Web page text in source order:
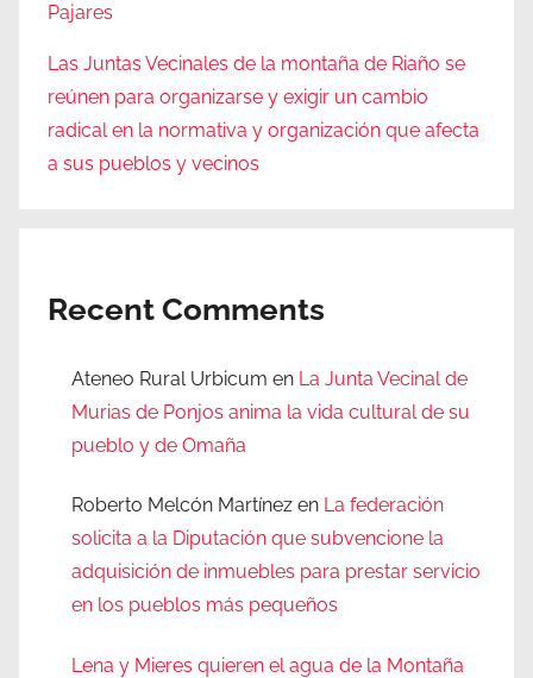
Pajares
Las Juntas Vecinales de la montaña de Riaño se
reúnen para organizarse y exigir un cambio
radical en la normativa y organización que afecta
a sus pueblos y vecinos
Recent Comments
Ateneo Rural Urbicum en La Junta Vecinal de
Murias de Ponjos anima la vida cultural de su
pueblo y de Omaña
Roberto Melcón Martínez en La federación
solicita a la Diputación que subvencione la
adquisición de inmuebles para prestar servicio
en los pueblos más pequeños
Lena y Mieres quieren el agua de la Montaña